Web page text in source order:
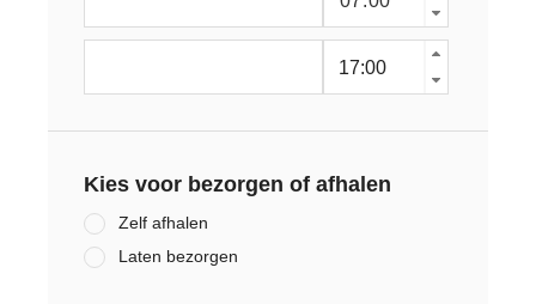
Kies voor bezorgen of afhalen
Zelf afhalen
Laten bezorgen